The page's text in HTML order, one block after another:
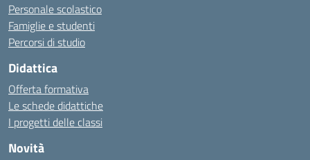
Personale scolastico
Famiglie e studenti
Percorsi di studio
Didattica
Offerta formativa
Le schede didattiche
I progetti delle classi
Novità